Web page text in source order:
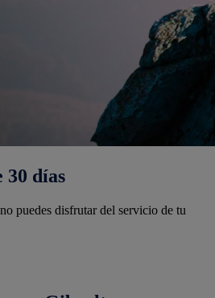
30 días
puedes disfrutar del servicio de tu